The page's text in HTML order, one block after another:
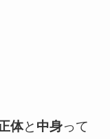
体と 中身って